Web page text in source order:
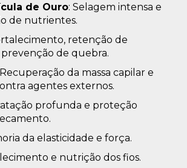
de Ouro: Selagem intensa e
de nutrientes.
retenção de
de quebra.
da massa capilar e
agentes externos.
profunda e proteção
da elasticidade e força.
e nutrição dos fios.